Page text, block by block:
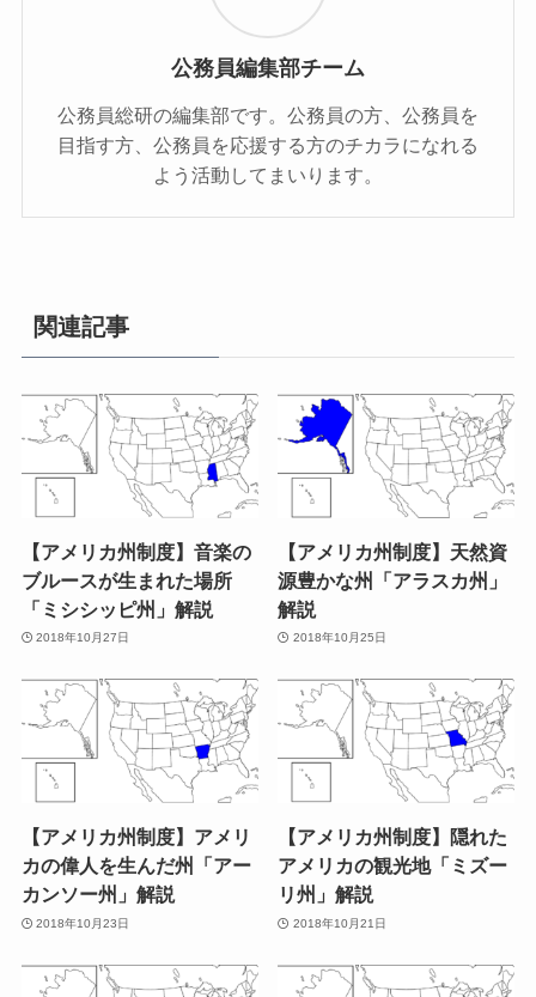
公務員編集部チーム
公務員総研の編集部です。公務員の方、公務員を
目指す方、公務員を応援する方のチカラになれる
よう活動してまいります。
関連記事
【アメリカ州制度】音楽の
ブルースが生まれた場所
「ミシシッピ州」解説
2018年10月27日
【アメリカ州制度】天然資
源豊かな州「アラスカ州」
解説
2018年10月25日
【アメリカ州制度】アメリ
カの偉人を生んだ州「アー
カンソー州」解説
2018年10月23日
【アメリカ州制度】隠れた
アメリカの観光地「ミズー
リ州」解説
2018年10月21日